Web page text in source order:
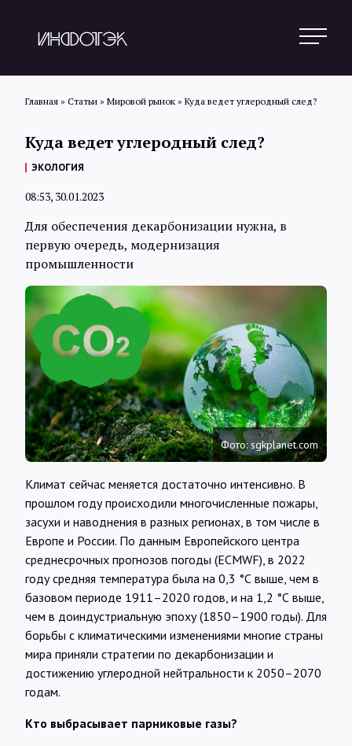
Статьи
Обзоры
Интервью
Карты
О нас
@Infotek_Russia
Главная » Статьи » Мировой рынок » Куда ведет углеродный след?
Куда ведет углеродный след?
ЭКОЛОГИЯ
08:53, 30.01.2023
Для обеспечения декарбонизации нужна, в
первую очередь, модернизация
промышленности
Фото: sgkplanet.com
Климат сейчас меняется достаточно интенсивно. В
прошлом году происходили многочисленные пожары,
засухи и наводнения в разных регионах, в том числе в
Европе и России. По данным Европейского центра
среднесрочных прогнозов погоды (ECMWF), в 2022
году средняя температура была на 0,3 °С выше, чем в
базовом периоде 1911–2020 годов, и на 1,2 °С выше,
чем в доиндустриальную эпоху (1850–1900 годы). Для
борьбы с климатическими изменениями многие страны
мира приняли стратегии по декарбонизации и
достижению углеродной нейтральности к 2050–2070
годам.
Кто выбрасывает парниковые газы?